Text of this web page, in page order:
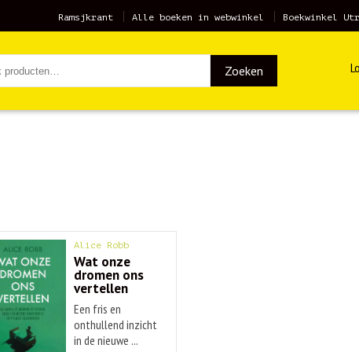
Ramsjkrant Alle boeken in webwinkel Boekwinkel
Zoeken
Alice Robb
Wat onze
dromen ons
vertellen
Een fris en
onthullend inzicht
in de nieuwe ...